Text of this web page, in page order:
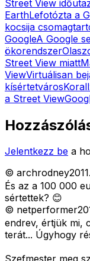
Street View
EarthLefotózta a
kocsija
GoogleA Google
ökorendszer
Street View miatt
ViewVirtuálisan
kísértetváros
a Street View
Jelentkezz be a
© archrodney
És az a 100 000
sértettek? 😊
© netperformer
endrev, értjük mi,
terát... Úgyhogy